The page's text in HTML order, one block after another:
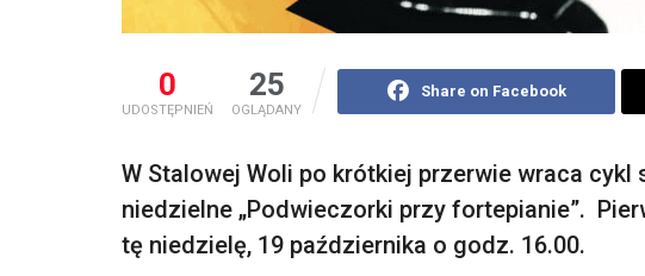
0
UDOSTĘPNIEŃ
25
OGLĄDANY
Share on Facebook
W Stalowej Woli po krótkiej przerwie wraca
niedzielne „Podwieczorki przy fortepianie”.
tę niedzielę, 19 października o godz. 16.00.